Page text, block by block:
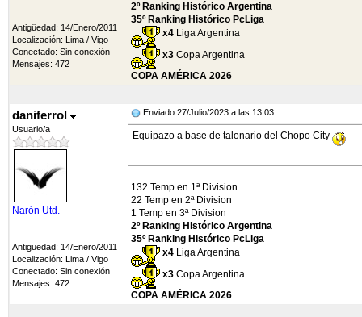
Antigüedad: 14/Enero/2011
Localización: Lima / Vigo
Conectado: Sin conexión
Mensajes: 472
2º Ranking Histórico Argentina
35º Ranking Histórico PcLiga
x4 Liga Argentina
x3 Copa Argentina
COPA AMÉRICA 2026
daniferrol
Usuario/a
Narón Utd.
Antigüedad: 14/Enero/2011
Localización: Lima / Vigo
Conectado: Sin conexión
Mensajes: 472
Enviado 27/Julio/2023 a las 13:03
Equipazo a base de talonario del Chopo City
132 Temp en 1ª Division
22 Temp en 2ª Division
1 Temp en 3ª Division
2º Ranking Histórico Argentina
35º Ranking Histórico PcLiga
x4 Liga Argentina
x3 Copa Argentina
COPA AMÉRICA 2026